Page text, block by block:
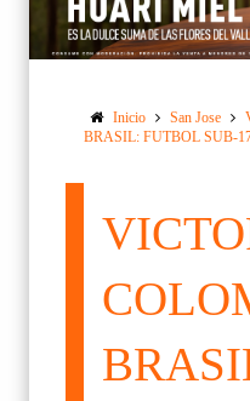
Inicio San Jose
BRASIL: FUTBOL SUB-